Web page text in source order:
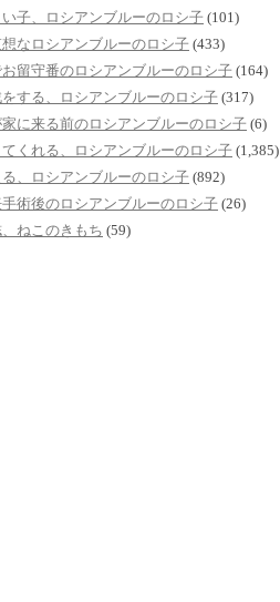
子、ロシアンブルーのロシ子 (101)
なロシアンブルーのロシ子 (433)
留守番のロシアンブルーのロシ子 (164)
する、ロシアンブルーのロシ子 (317)
に来る前のロシアンブルーのロシ子 (6)
くれる、ロシアンブルーのロシ子 (1,385)
、ロシアンブルーのロシ子 (892)
術後のロシアンブルーのロシ子 (26)
ねこのきもち (59)